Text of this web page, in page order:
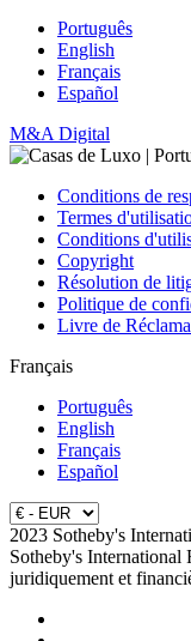
Português
English
Français
Español
M&A Digital
Conditions de
Termes
Conditions
Copyright
Résolution de
Politique de
Livre de
Français
Português
English
Français
Español
2023 Sotheby's
Sotheby's
juridiquement et